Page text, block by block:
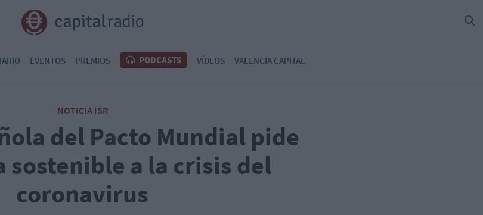
EVENTOS PREMIOS PODCASTS VÍDEOS VALENCIA CAPITAL
NOTICIA ISR
del Pacto Mundial pide
sostenible a la crisis del
coronavirus